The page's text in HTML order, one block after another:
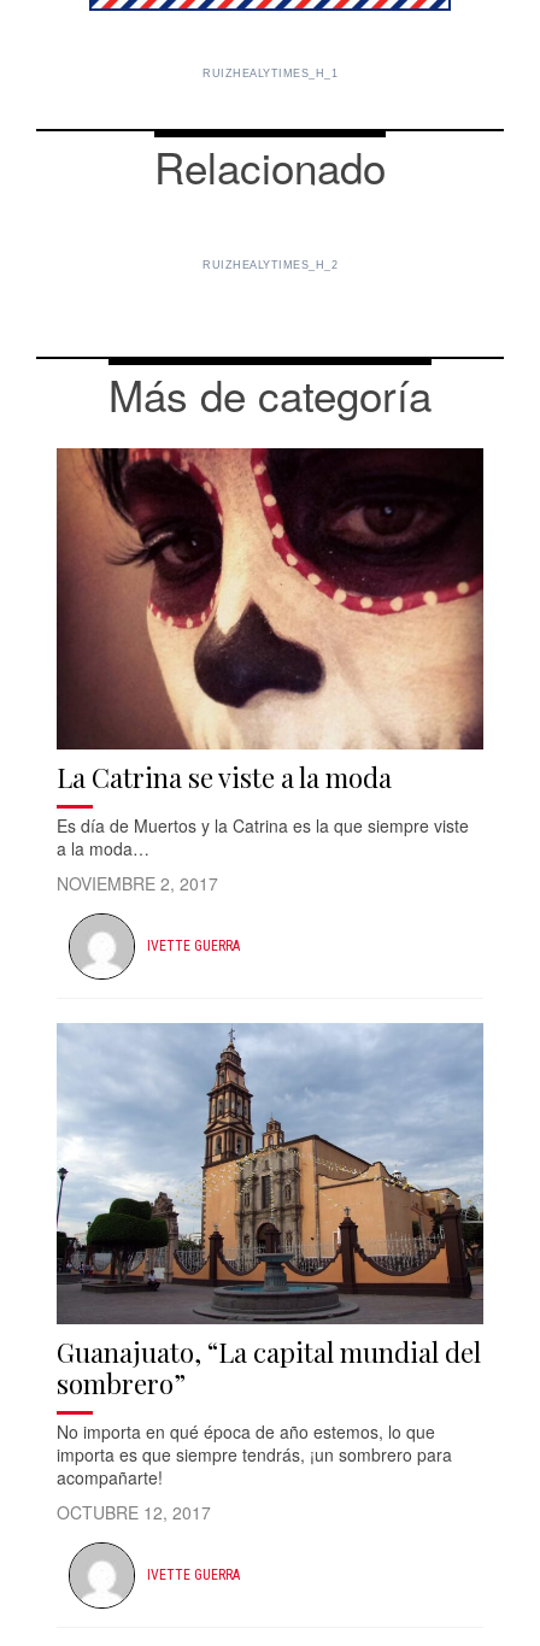
RUIZHEALYTIMES_H_1
Relacionado
RUIZHEALYTIMES_H_2
Más de categoría
La Catrina se viste a la moda
​Es día de Muertos y la Catrina es la que siempre viste
a la moda…
NOVIEMBRE 2, 2017
IVETTE GUERRA
Guanajuato, “La capital mundial del
sombrero”
No importa en qué época de año estemos, lo que
importa es que siempre tendrás, ¡un sombrero para
acompañarte!
OCTUBRE 12, 2017
IVETTE GUERRA